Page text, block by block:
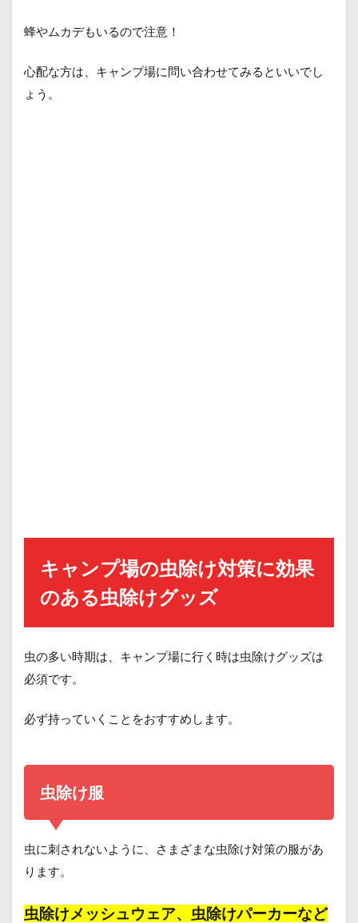
蜂やムカデもいるので注意！
心配な方は、キャンプ場に問い合わせてみるといいでし
ょう。
キャンプ場の虫除け対策に効果
のある虫除けグッズ
虫の多い時期は、キャンプ場に行く時は虫除けグッズは
必須です。
必ず持っていくことをおすすめします。
虫除け服
虫に刺されないように、さまざまな虫除け対策の服があ
ります。
虫除けメッシュウェア、虫除けパーカーなど